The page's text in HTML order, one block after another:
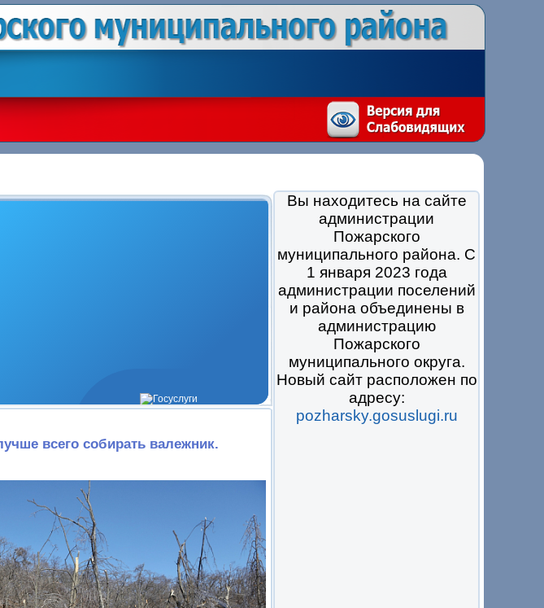
Вы находитесь на сайте
администрации
Пожарского
муниципального района. С
1 января 2023 года
администрации поселений
и района объединены в
администрацию
Пожарского
муниципального округа.
Новый сайт расположен по
адресу:
pozharsky.gosuslugi.ru
всего собирать валежник.